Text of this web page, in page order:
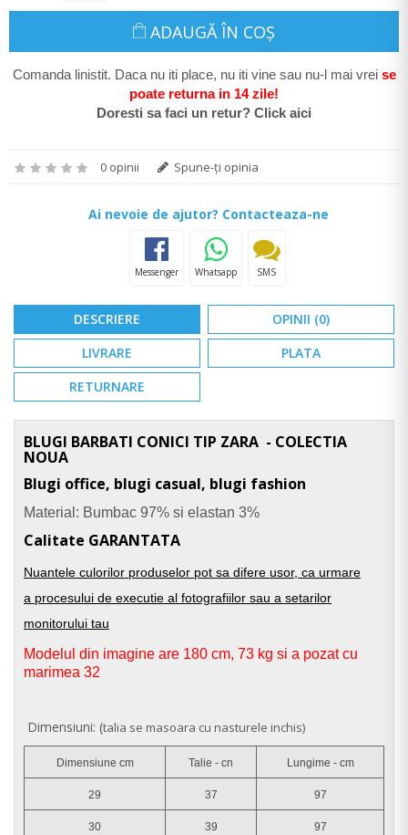
ADAUGĂ ÎN COŞ
Comanda linistit. Daca nu iti place, nu iti vine sau nu-l mai vrei se
poate returna in 14 zile!
Doresti sa faci un retur? Click aici
0 opinii Spune-ţi opinia
Ai nevoie de ajutor? Contacteaza-ne
Messenger Whatsapp SMS
DESCRIERE
OPINII (0)
LIVRARE
PLATA
RETURNARE
BLUGI BARBATI CONICI TIP ZARA - COLECTIA
NOUA
Blugi office, blugi casual, blugi fashion
Material: Bumbac 97% si elastan 3%
Calitate GARANTATA
Nuantele culorilor produselor pot sa difere usor, ca urmare
a procesului de executie al fotografiilor sau a setarilor
monitorului tau
Modelul din imagine are 180 cm, 73 kg si a pozat cu
marimea 32
Dimensiuni: (talia se masoara cu nasturele inchis)
Dimensiune cm Talie - cn Lungime - cm
29 37 97
30 39 97